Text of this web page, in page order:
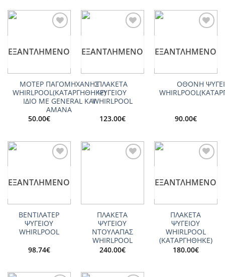
ΕΞΑΝΤΛΗΜΈΝΟ
ΜΟΤΕΡ ΠΑΓΟΜΗΧΑΝΗΣ
WHIRLPOOL(ΚΑΤΑΡΓΗΘΗΚΕ)
ΙΔΙΟ ΜΕ GENERAL KAI
AMANA
50.00€
ΕΞΑΝΤΛΗΜΈΝΟ
ΠΛΑΚΕΤΑ
ΨΥΓΕΙΟΥ
WHIRLPOOL
123.00€
ΕΞΑΝΤΛΗΜΈΝΟ
ΟΘΟΝΗ
90.00€
ΕΞΑΝΤΛΗΜΈΝΟ
ΒΕΝΤΙΛΑΤΕΡ
ΨΥΓΕΙΟY
WHIRLPOOL
98.74€
ΠΛΑΚΕΤΑ
ΨΥΓΕΙΟΥ
ΝΤΟΥΛΑΠΑΣ
WHIRLPOOL
240.00€
ΕΞΑΝΤΛΗΜΈΝΟ
ΠΛΑΚΕΤΑ
ΨΥΓΕΙΟΥ
WHIRLPOOL
(ΚΑΤΑΡΓΗΘΗΚΕ)
180.00€